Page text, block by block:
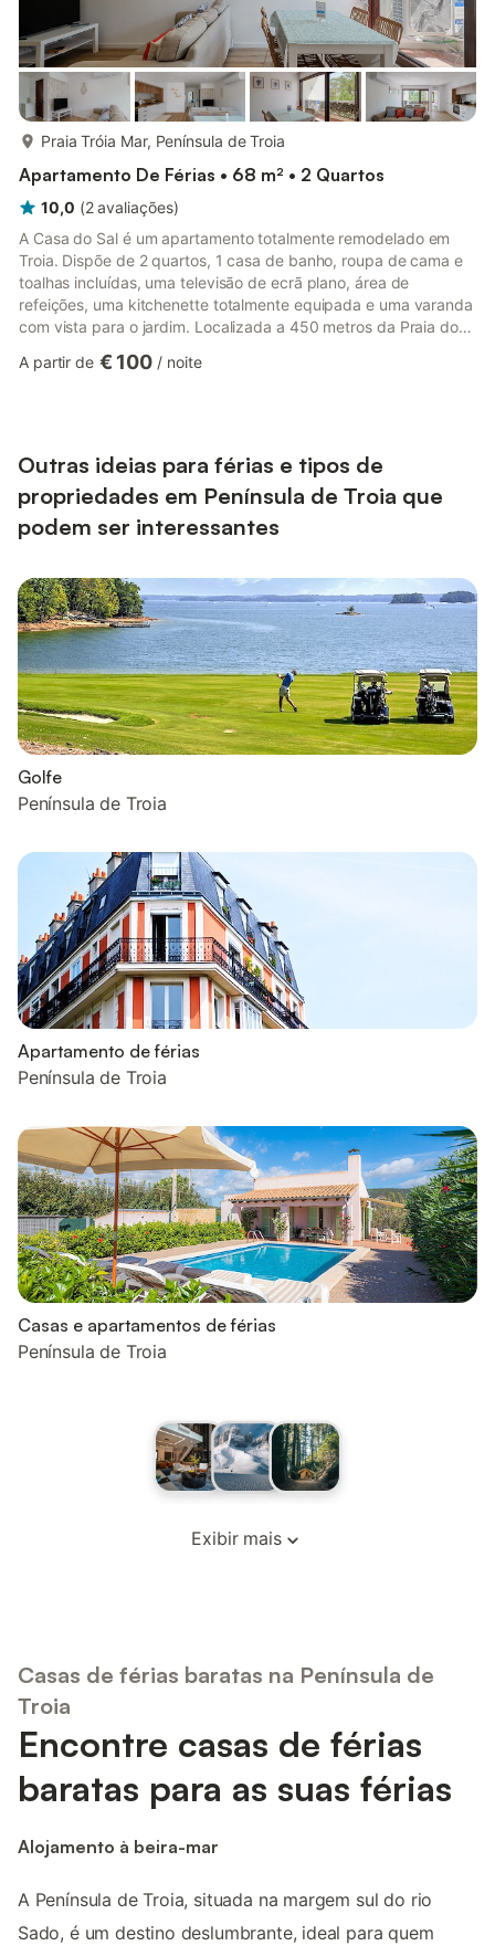
Praia Tróia Mar, Península de Troia
Apartamento De Férias • 68 m² • 2 Quartos
10,0 (2 avaliações)
A Casa do Sal é um apartamento totalmente remodelado em
Troia. Dispõe de 2 quartos, 1 casa de banho, roupa de cama e
toalhas incluídas, uma televisão de ecrã plano, área de
refeições, uma kitchenette totalmente equipada e uma varanda
com vista para o jardim. Localizada a 450 metros da Praia do
acesso Wi-Fi gratuito e possui um jardim. Há um supermercado
A partir de € 100 / noite
Outras ideias para férias e tipos de
propriedades em Península de Troia que
podem ser interessantes
Golfe
Península de Troia
Apartamento de férias
Península de Troia
Casas e apartamentos de férias
Península de Troia
Exibir mais
Casas de férias baratas na Península de
Troia
Encontre casas de férias
baratas para as suas férias
Alojamento à beira-mar
A Península de Troia, situada na margem sul do rio
Sado, é um destino deslumbrante, ideal para quem